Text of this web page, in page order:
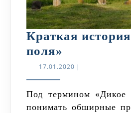
Краткая
поля»
история
поля»
17.01.2020 17.01.2020
|
Под термином «Дикое поле» принято
понимать обширные